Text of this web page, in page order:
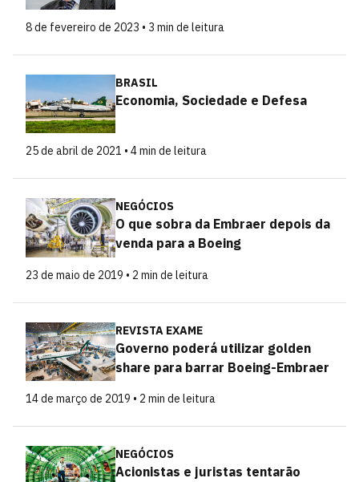
8 de fevereiro de 2023 • 3 min de leitura
BRASIL
Economia, Sociedade e Defesa
25 de abril de 2021 • 4 min de leitura
NEGÓCIOS
O que sobra da Embraer depois da
venda para a Boeing
23 de maio de 2019 • 2 min de leitura
REVISTA EXAME
Governo poderá utilizar golden
share para barrar Boeing-Embraer
14 de março de 2019 • 2 min de leitura
NEGÓCIOS
Acionistas e juristas tentarão